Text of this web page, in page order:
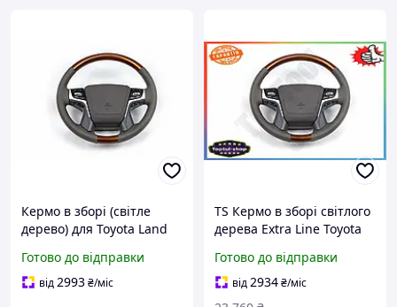
Кермо в зборі (світле
дерево) для Toyota Land
Готово до відправки
від2993₴/міс
TS Кермо в зборі світлого
дерева Extra Line Toyota
для встановлення в
штатні місця кер SHT55_Q
Готово до відправки
від2934₴/міс